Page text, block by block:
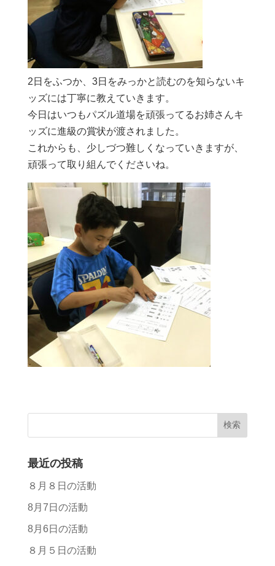
2日をふつか、3日をみっかと読むのを知らないキ
ッズには丁寧に教えていきます。
今日はいつもパズル道場を頑張ってるお姉さんキ
ッズに進級の賞状が渡されました。
これからも、少しづつ難しくなっていきますが、
頑張って取り組んでくださいね。
最近の投稿
８月８日の活動
8月7日の活動
8月6日の活動
８月５日の活動